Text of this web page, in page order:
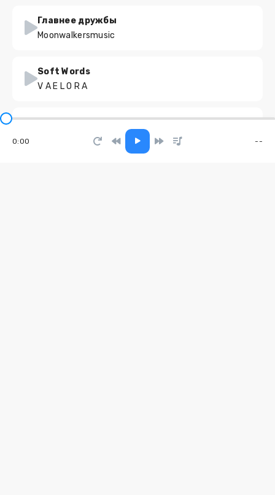
Главнее дружбы
Moonwalkersmusic
Soft Words
V A E L O R A
Не доверяй в этом мире никому
0:00 --